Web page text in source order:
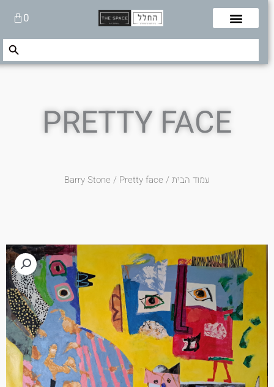
0עגלת
קניות
Search
Search Button
PRETTY FACE
עמוד הבית/
Barry Stone/ Pretty face